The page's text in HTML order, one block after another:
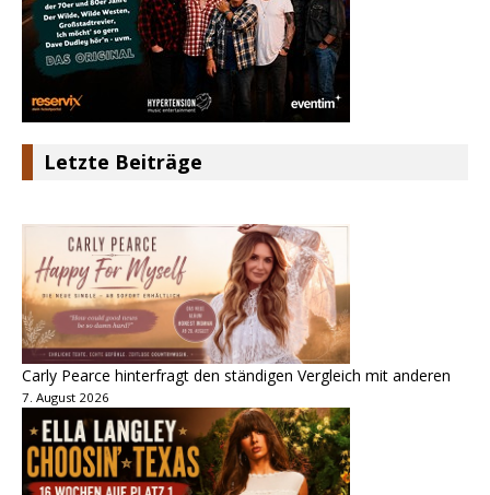
Letzte Beiträge
Carly Pearce hinterfragt den ständigen Vergleich mit anderen
7. August 2026